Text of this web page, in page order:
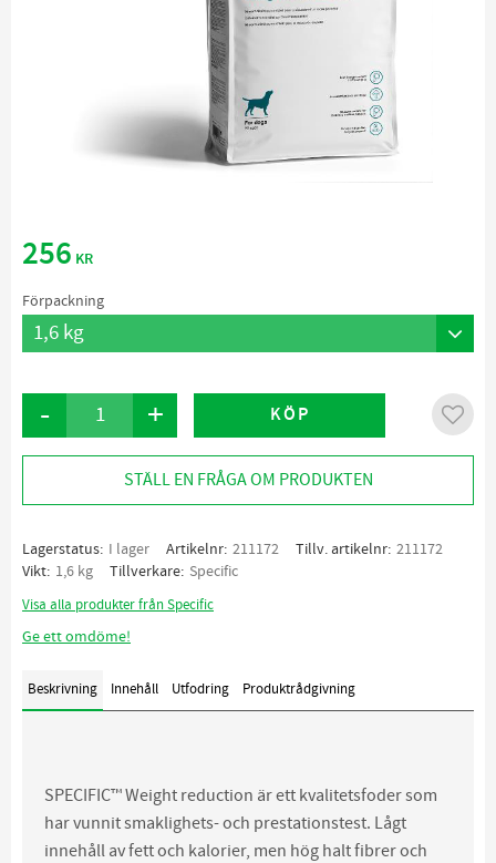
256 KR
Förpackning
+
- KÖP Lägg
STÄLL EN FRÅGA OM PRODUKTEN
Lagerstatus I lager Artikelnr 211172 Tillv. artikelnr 211172
Vikt 1,6 kg Tillverkare Specific
Visa alla produkter från Specific
Ge ett omdöme!
Beskrivning Innehåll Utfodring Produktrådgivning
SPECIFIC™ Weight reduction är ett kvalitetsfoder som
har vunnit smaklighets- och prestationstest. Lågt
innehåll av fett och kalorier, men hög halt fibrer och